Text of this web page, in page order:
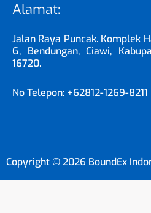
Alamat:
Jalan Raya Puncak. Komplek
G, Bendungan, Ciawi,
16720.
No Telepon: +62812-1269-8211
Copyright © 2026 BoundEx